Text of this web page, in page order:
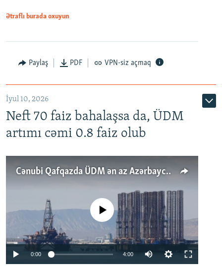
Ətraflı burada oxuyun
Paylaş PDF VPN-siz açmaq
İyul 10, 2026
Neft 70 faiz bahalaşsa da, ÜDM
artımı cəmi 0.8 faiz olub
Cənubi Qafqazda ÜDM ən az Azərbaycanda artır: Qonşuları niyə Bakını qabaqlaya bilir?
No media source currently available
0:00 4:00